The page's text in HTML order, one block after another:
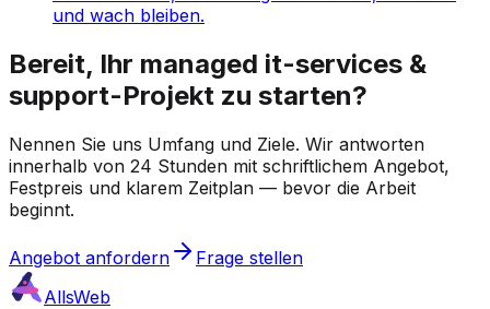
und wach bleiben.
Bereit, Ihr managed it-services &
support-Projekt zu starten?
Nennen Sie uns Umfang und Ziele. Wir antworten
innerhalb von 24 Stunden mit schriftlichem Angebot,
Festpreis und klarem Zeitplan — bevor die Arbeit
beginnt.
Angebot anfordern
Frage stellen
AllsWeb